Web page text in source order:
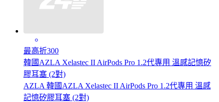
最高折300
韓國AZLA Xelastec II AirPods Pro 1.2代專用 溫感記憶矽
膠耳塞 (2對)
AZLA 韓國AZLA Xelastec II AirPods Pro 1.2代專用 溫感
記憶矽膠耳塞 (2對)